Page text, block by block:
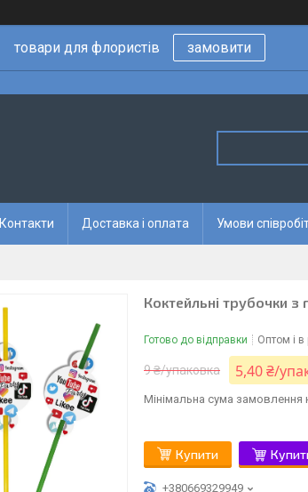
товари для флористів замовити
Контакти Доставка і оплата Умови
Коктейльні трубочки
Готово до відправки Оптом і в
9 ₴/упаковка 5,40 ₴/
Мінімальна сума замовлення
Купити
+380669329949